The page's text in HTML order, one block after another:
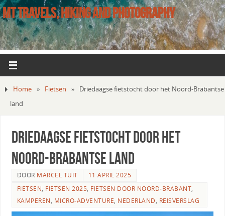
MT TRAVELS, HIKING AND PHOTOGRAPHY
Home » Fietsen »
Driedaagse fietstocht door het Noord-Brabantse
land
Driedaagse fietstocht door het
Noord-Brabantse land
DOOR MARCEL TUIT
11 APRIL 2025
FIETSEN, FIETSEN 2025, FIETSEN DOOR NOORD-BRABANT,
KAMPEREN, MICRO-ADVENTURE, NEDERLAND, REISVERSLAG